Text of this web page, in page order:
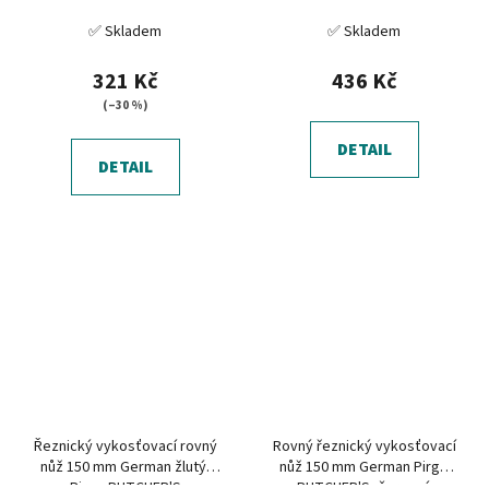
✅ Skladem
321 Kč
(–30 %)
DETAIL
✅ Skladem
436 Kč
DETAIL
Řeznický vykosťovací rovný
nůž 150 mm German žlutý,
Pirge BUTCHER'S
Rovný řeznický vykosťovací
nůž 150 mm German Pirge
BUTCHER'S, červený